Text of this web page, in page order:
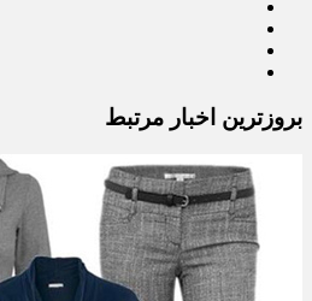
بروزترین اخبار مرتبط